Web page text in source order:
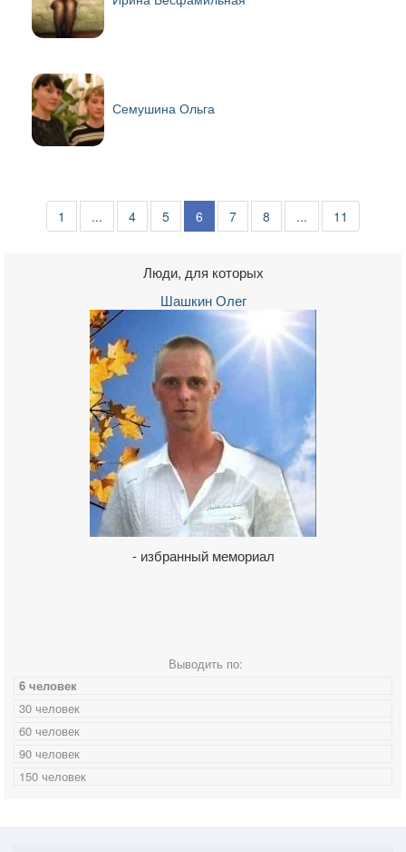
Семушина Ольга
1 ... 4 5 6 7 8 ... 11
Люди, для которых
Шашкин Олег
- избранный мемориал
Выводить по:
6 человек
30 человек
60 человек
90 человек
150 человек